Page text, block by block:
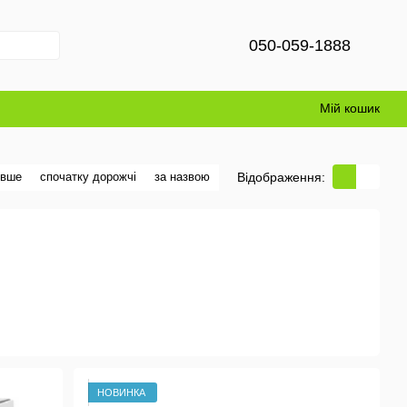
050-059-1888
Мій кошик
спочатку дорожчі за назвою Відображення:
НОВИНКА